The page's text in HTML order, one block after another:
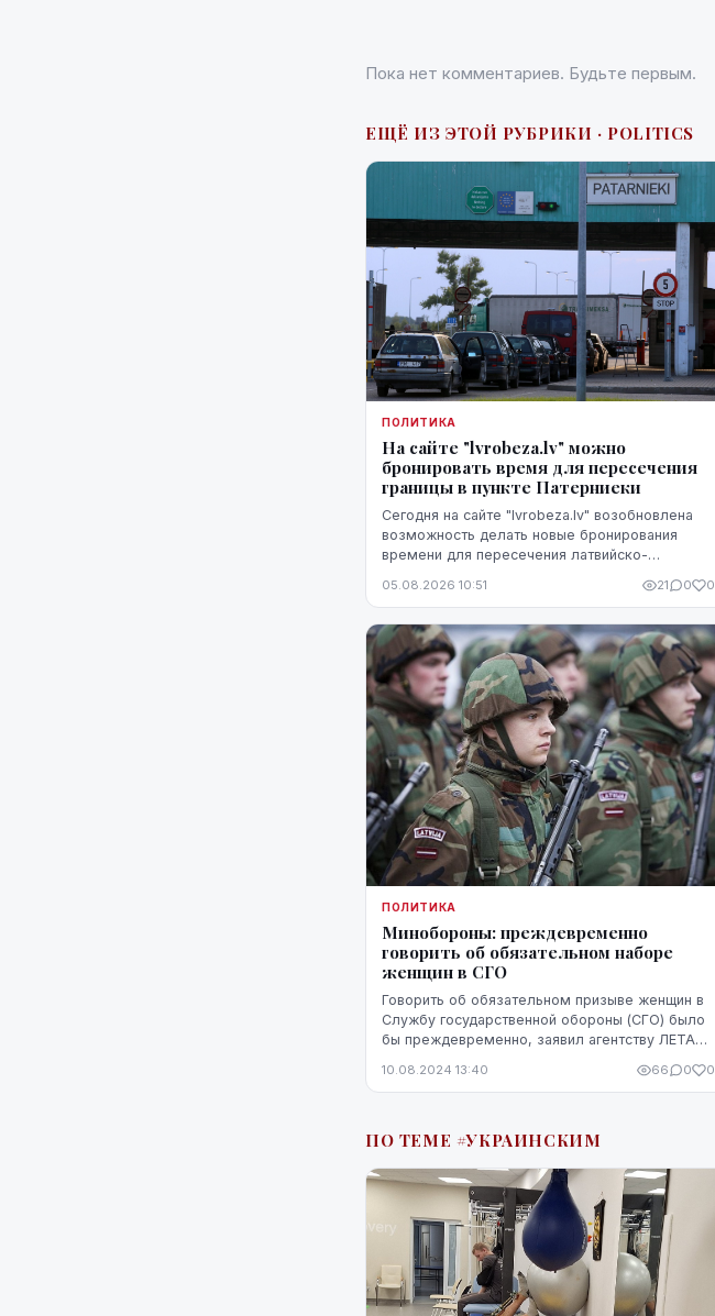
Пока нет комментариев. Будьте первым.
ЕЩЁ ИЗ ЭТОЙ РУБРИКИ · POLITICS
ПОЛИТИКА
На сайте "lvrobeza.lv" можно
бронировать время для пересечения
границы в пункте Патерниеки
Сегодня на сайте "lvrobeza.lv" возобновлена
возможность делать новые бронирования
времени для пересечения латвийско-
Патерниеки.
05.08.2026 10:51 21 0 0
ПОЛИТИКА
Минобороны: преждевременно
говорить об обязательном наборе
женщин в СГО
Говорить об обязательном призыве женщин в
Службу государственной обороны (СГО) было
бы преждевременно, заявил агентству ЛЕТА
государственной обороны Министерства об...
10.08.2024 13:40 66 0 0
ПО ТЕМЕ #УКРАИНСКИМ